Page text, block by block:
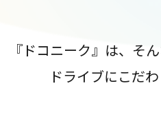
『ドコニーク』は、そ
ドライブにこだ